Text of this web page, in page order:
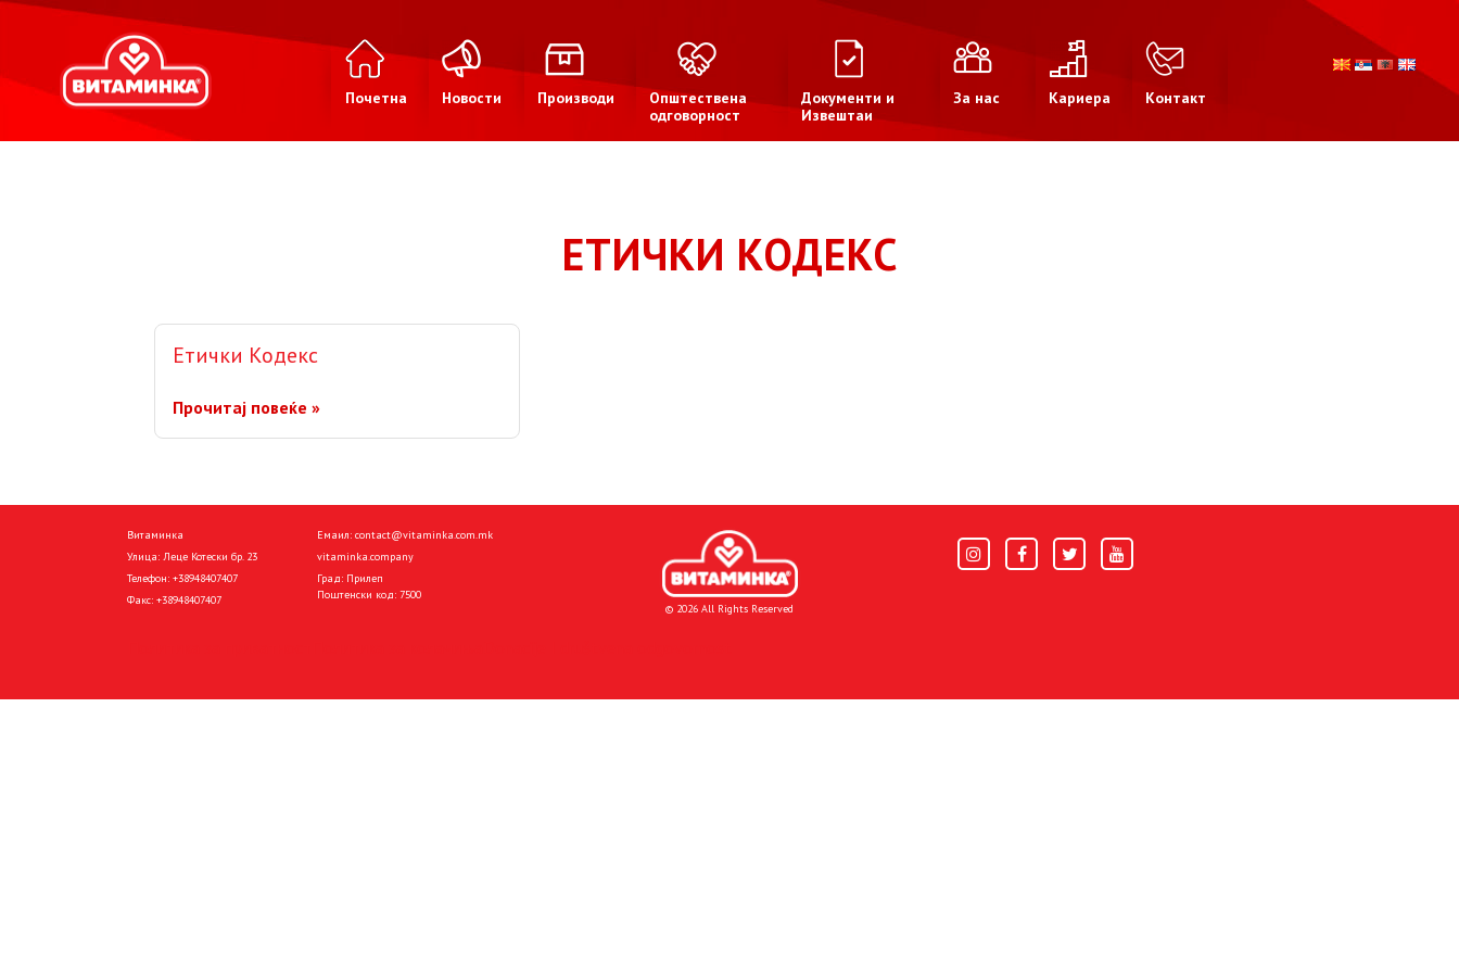
Почетна Новости Производи
Општествена
одговорност
Документи и
Извештаи
За нас Кариера Контакт
ЕТИЧКИ КОДЕКС
Етички Кодекс
Прочитај повеќе »
Витаминка
Улица: Леце Котески бр. 23
Телефон: +38948407407
Факс: +38948407407
Емаил: contact@vitaminka.com.mk
vitaminka.company
Град: Прилеп
Поштенски код: 7500
© 2026 All Rights Reserved